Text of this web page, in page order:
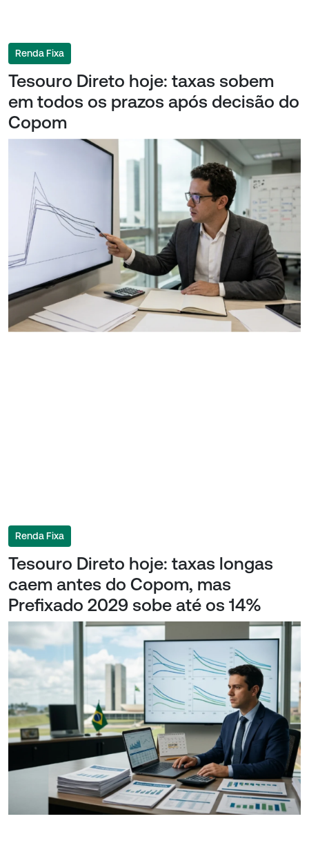
Renda Fixa
Tesouro Direto hoje: taxas sobem
em todos os prazos após decisão do
Copom
Renda Fixa
Tesouro Direto hoje: taxas longas
caem antes do Copom, mas
Prefixado 2029 sobe até os 14%